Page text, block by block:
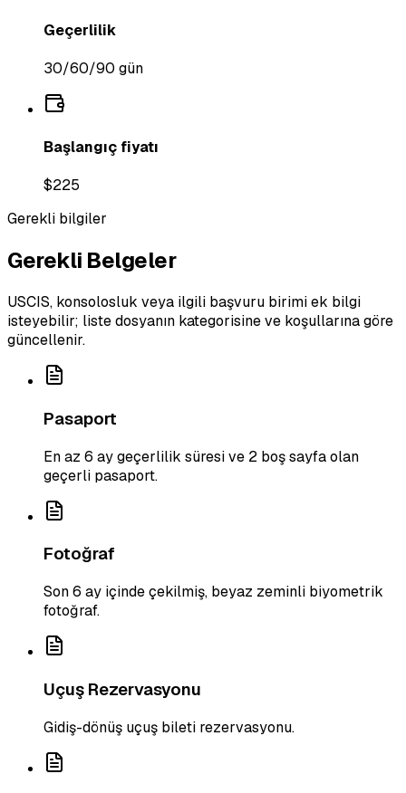
Geçerlilik
30/60/90 gün
Başlangıç fiyatı
$225
Gerekli bilgiler
Gerekli Belgeler
USCIS, konsolosluk veya ilgili başvuru birimi ek bilgi
isteyebilir; liste dosyanın kategorisine ve koşullarına göre
güncellenir.
Pasaport
En az 6 ay geçerlilik süresi ve 2 boş sayfa olan
geçerli pasaport.
Fotoğraf
Son 6 ay içinde çekilmiş, beyaz zeminli biyometrik
fotoğraf.
Uçuş Rezervasyonu
Gidiş-dönüş uçuş bileti rezervasyonu.